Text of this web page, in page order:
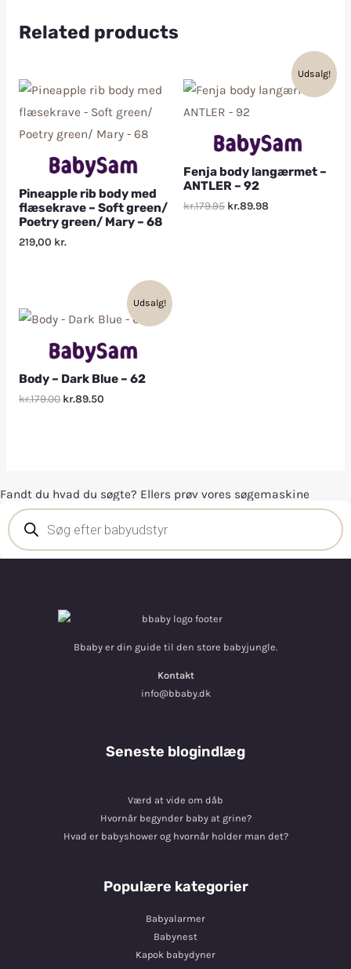
Related products
Pineapple rib body med
flæsekrave – Soft green/
Poetry green/ Mary – 68
219,00 kr.
Udsalg!
Fenja body langærmet –
ANTLER – 92
kr.179.95 kr.89.98
Udsalg!
Body – Dark Blue – 62
kr.179.00 kr.89.50
Fandt du hvad du søgte? Ellers prøv vores søgemaskine
Bbaby er din guide til den store babyjungle.
Kontakt
info@bbaby.dk
Seneste blogindlæg
Værd at vide om dåb
Hvornår begynder baby at grine?
Hvad er babyshower og hvornår holder man det?
Populære kategorier
Babyalarmer
Babynest
Kapok babydyner